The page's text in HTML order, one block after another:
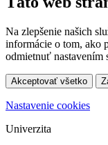
Na zlepšenie našich
informácie o tom, ako
odmietnuť nastavením
Akceptovať všetko
Nastavenie cookies
Univerzita